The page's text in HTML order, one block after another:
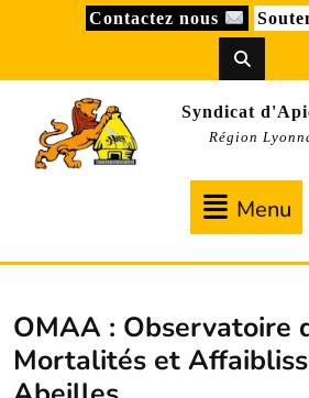
Contactez nous
Syndicat
Région
Menu
OMAA : Observatoire
Mortalités et